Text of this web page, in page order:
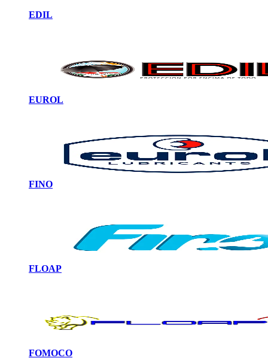
EDIL
EUROL
FINO
FLOAP
FOMOCO